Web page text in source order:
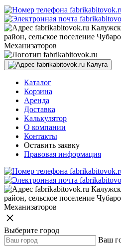
район, сельское поселение
Механизаторов
Калуга
Каталог
Корзина
Аренда
Доставка
Калькулятор
О компании
Контакты
Оставить заявку
Правовая информация
район, сельское поселение
Механизаторов
Выберите город
Ваш